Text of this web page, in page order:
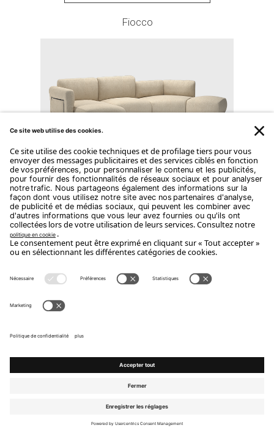
Fiocco
Configure et demande un devis
Découvrez aussi